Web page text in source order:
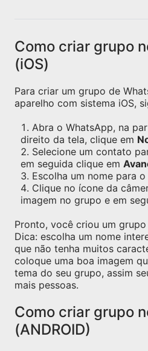
Como criar grupo
(iOS)
Para criar um grupo de
aparelho com sistema iOS,
Abra o WhatsApp, na
direito da tela, clique em
Selecione um contato
em seguida clique em
Escolha um nome para
Clique no ícone da
imagem no grupo e em
Pronto, você criou um
Dica: escolha um nome
que não tenha muitos
coloque uma boa imagem
tema do seu grupo, assim
mais pessoas.
Como criar grupo
(ANDROID)